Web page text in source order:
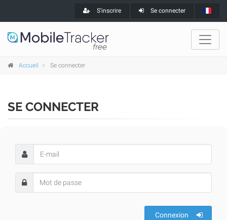
S'inscrire Se connecter
Accueil Se connecter
SE CONNECTER
Connexion